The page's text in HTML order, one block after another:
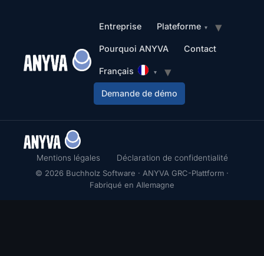
Entreprise Plateforme
Pourquoi ANYVA Contact
Français
Demande de démo
Mentions légales
Déclaration de confidentialité
© 2026 Buchholz Software · ANYVA GRC-Plattform ·
Fabriqué en Allemagne